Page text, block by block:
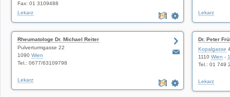
Fax: 01 3109488
Lekarz
Lekarz
Rheumatologe Dr. Michael Reiter
Pulverturmgasse 22
1090 Wien
Tel.: 0677/63109798
Lekarz
Dr. Peter
Geburtshilfe
Kopalgasse
1110 Wien -
Tel.: 01 749
Lekarz